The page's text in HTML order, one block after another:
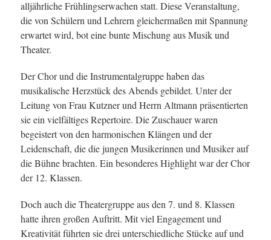
alljährliche Frühlingserwachen statt. Diese Veranstaltung,
die von Schülern und Lehrern gleichermaßen mit Spannung
erwartet wird, bot eine bunte Mischung aus Musik und
Theater.
Der Chor und die Instrumentalgruppe haben das
musikalische Herzstück des Abends gebildet. Unter der
Leitung von Frau Kutzner und Herrn Altmann präsentierten
sie ein vielfältiges Repertoire. Die Zuschauer waren
begeistert von den harmonischen Klängen und der
Leidenschaft, die die jungen Musikerinnen und Musiker auf
die Bühne brachten. Ein besonderes Highlight war der Chor
der 12. Klassen.
Doch auch die Theatergruppe aus den 7. und 8. Klassen
hatte ihren großen Auftritt. Mit viel Engagement und
Kreativität führten sie drei unterschiedliche Stücke auf und